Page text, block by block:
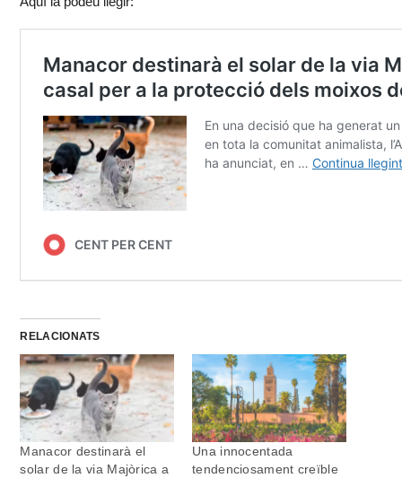
RELACIONATS
Manacor destinarà el
solar de la via Majòrica a
Una innocentada
tendenciosament creïble